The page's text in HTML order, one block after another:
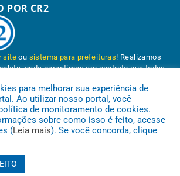
POR CR2
site ou sistema para prefeituras! Realizamos
onde garantimos em contrato que todas
Radar da Transparência Pública
para melhorar sua experiência de
Ao utilizar nosso portal, você
de monitoramento de cookies.
sobre como isso é feito, acesse
(Leia mais). Se você concorda, clique